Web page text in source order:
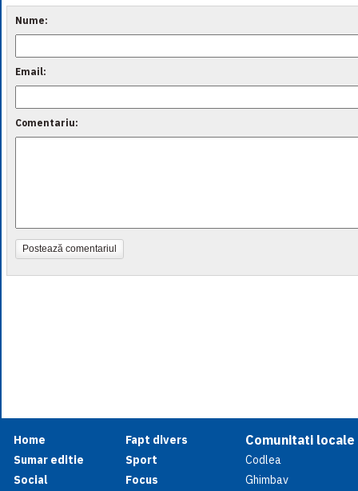
Nume:
Email:
Comentariu:
Postează comentariul
Home
Sumar editie
Social
Fapt divers
Sport
Focus
Comunitati locale
Codlea
Ghimbav